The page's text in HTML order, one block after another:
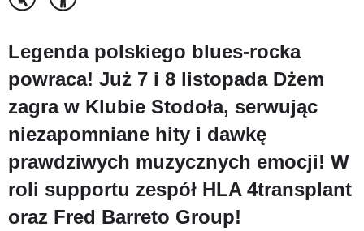
Legenda polskiego blues-rocka
powraca! Już 7 i 8 listopada Dżem
zagra w Klubie Stodoła, serwując
niezapomniane hity i dawkę
prawdziwych muzycznych emocji! W
roli supportu zespół HLA 4transplant
oraz Fred Barreto Group!